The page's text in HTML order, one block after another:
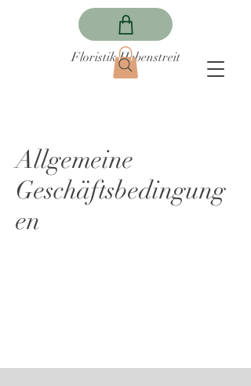
Floristik Hebenstreit
Allgemeine
Geschäftsbedingung
en